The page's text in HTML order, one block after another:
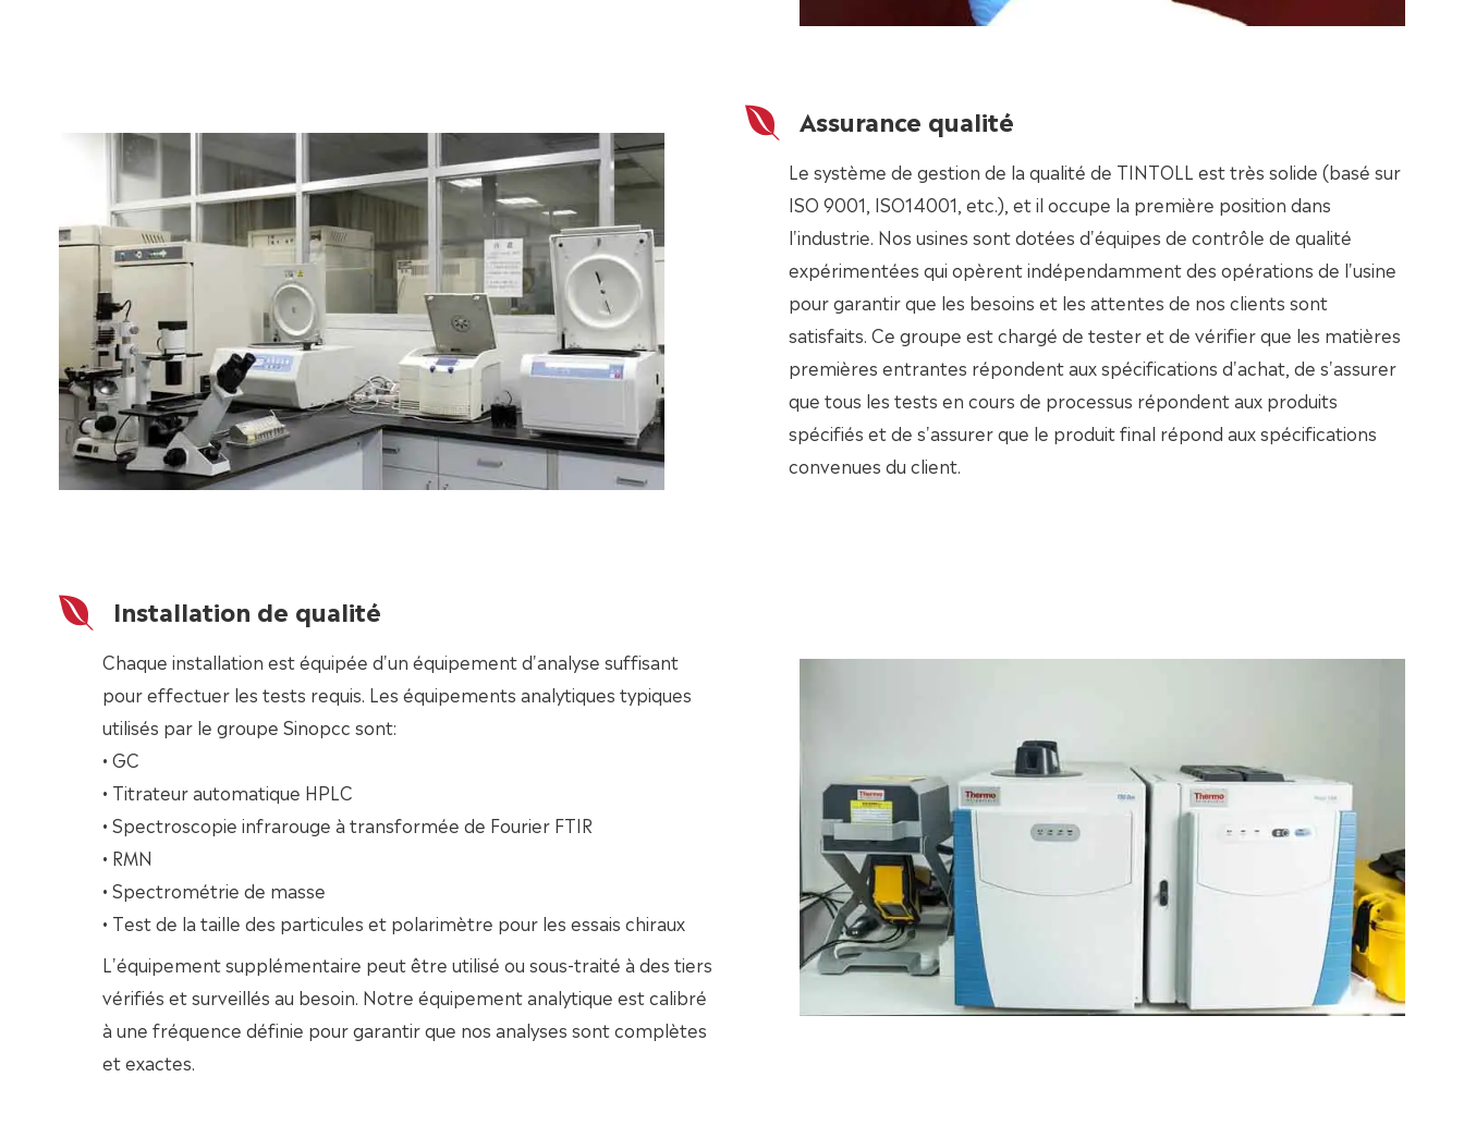
Assurance qualité
Le système de gestion de la qualité de TINTOLL est très solide (basé sur
ISO 9001, ISO14001, etc.), et il occupe la première position dans
l'industrie. Nos usines sont dotées d'équipes de contrôle de qualité
expérimentées qui opèrent indépendamment des opérations de l'usine
pour garantir que les besoins et les attentes de nos clients sont
satisfaits. Ce groupe est chargé de tester et de vérifier que les matières
premières entrantes répondent aux spécifications d'achat, de s'assurer
que tous les tests en cours de processus répondent aux produits
spécifiés et de s'assurer que le produit final répond aux spécifications
convenues du client.
Installation de qualité
Chaque installation est équipée d'un équipement d'analyse suffisant
pour effectuer les tests requis. Les équipements analytiques typiques
utilisés par le groupe Sinopcc sont:
• GC
• Titrateur automatique HPLC
• Spectroscopie infrarouge à transformée de Fourier FTIR
• RMN
• Spectrométrie de masse
• Test de la taille des particules et polarimètre pour les essais chiraux
L'équipement supplémentaire peut être utilisé ou sous-traité à des tiers
vérifiés et surveillés au besoin. Notre équipement analytique est calibré
à une fréquence définie pour garantir que nos analyses sont complètes
et exactes.